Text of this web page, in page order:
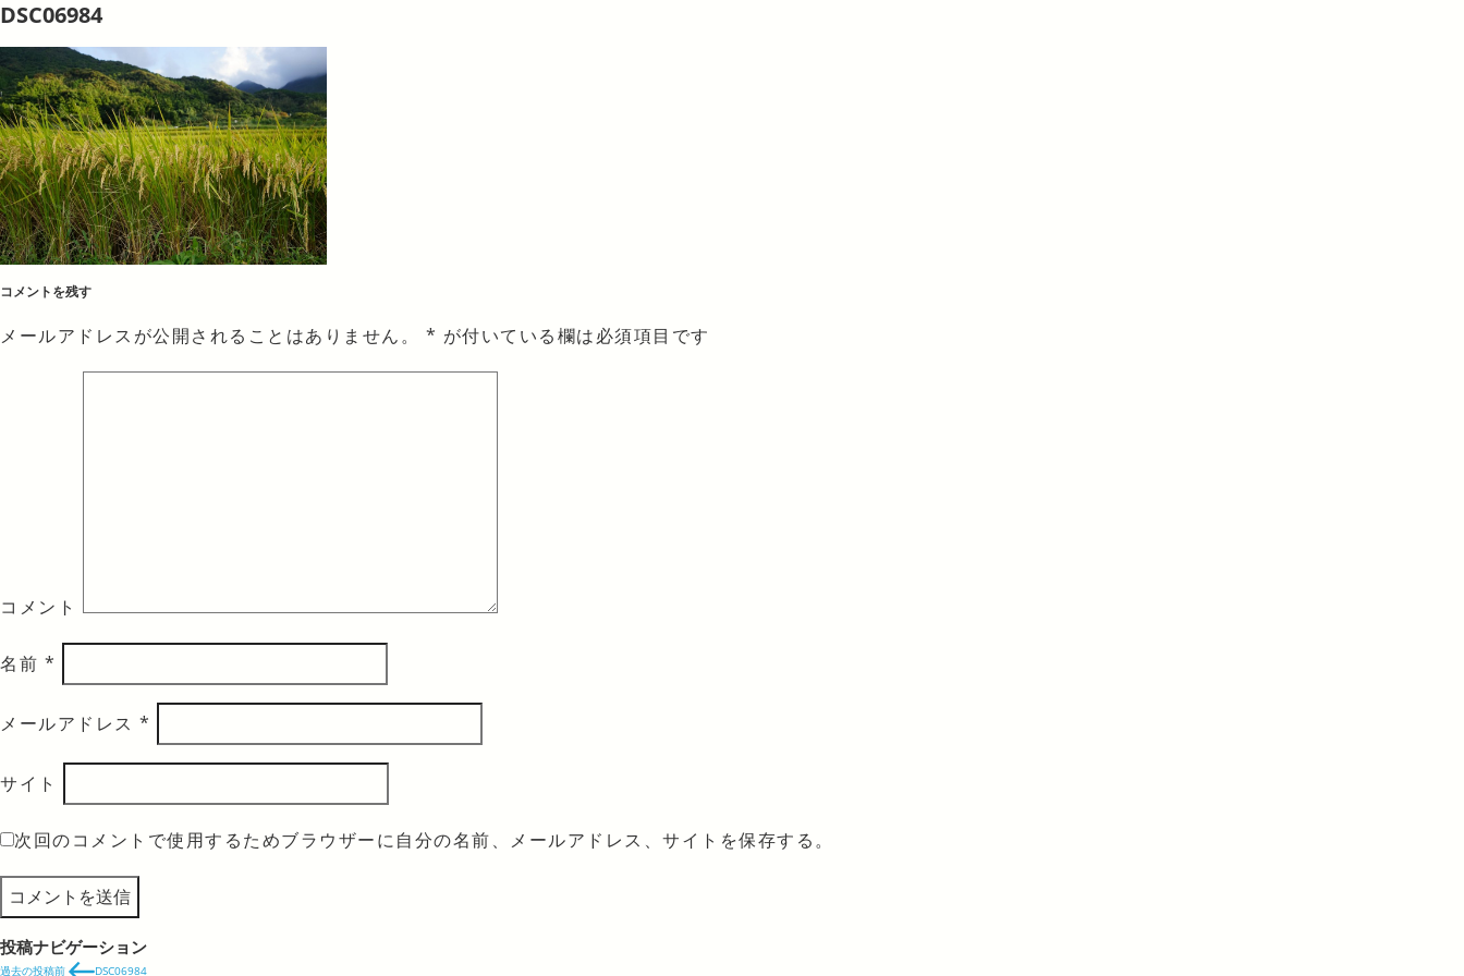
DSC06984
コメントを残す
メールアドレスが公開されることはありません。 * が付いている欄は必須項目です
コメント
名前 *
メールアドレス *
サイト
次回のコメントで使用するためブラウザーに自分の名前、メールアドレス、サイトを保存する。
投稿ナビゲーション
過去の投稿前 DSC06984